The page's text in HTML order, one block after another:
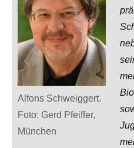
Alfons Schweiggert.
Foto: Gerd Pfeiffer,
München